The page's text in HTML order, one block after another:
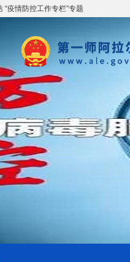
疫情防控工作专栏”专题